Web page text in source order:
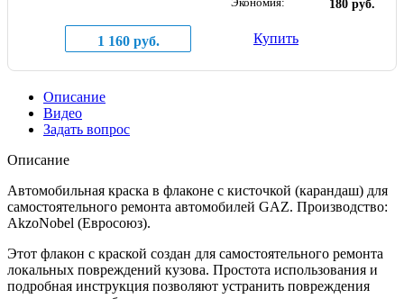
180 руб.
1 160 руб. Купить
Описание
Видео
Задать вопрос
Описание
Автомобильная краска в флаконе с кисточкой (карандаш) для
самостоятельного ремонта автомобилей GAZ. Производство:
AkzoNobel (Евросоюз).
Этот флакон с краской создан для самостоятельного ремонта
локальных повреждений кузова. Простота использования и
подробная инструкция позволяют устранить повреждения